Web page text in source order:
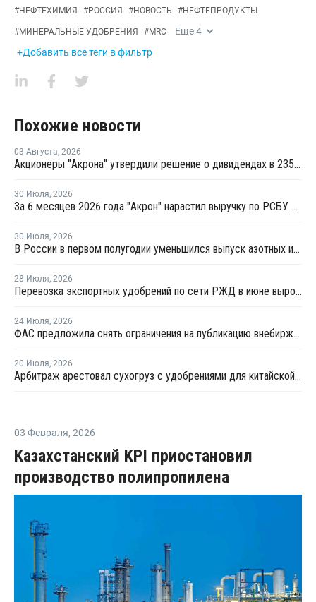
#НЕФТЕХИМИЯ #РОССИЯ #НОВОСТЬ #НЕФТЕПРОДУКТЫ
#МИНЕРАЛЬНЫЕ УДОБРЕНИЯ #MRC Еще4
+Добавить все теги в фильтр
Похожие новости
03 Августа, 2026
Акционеры "Акрона" утвердили решение о дивидендах в 235 рублей на акцию
30 Июля, 2026
За 6 месяцев 2026 года "Акрон" нарастил выручку по РСБУ на 1,3%
30 Июля, 2026
В России в первом полугодии уменьшился выпуск азотных и фосфорных удобрений
28 Июля, 2026
Перевозка экспортных удобрений по сети РЖД в июне выросла на 11,2%
24 Июля, 2026
ФАС предложила снять ограничения на публикацию внебиржевых индексов на удобрения
20 Июля, 2026
Арбитраж арестовал сухогруз с удобрениями для китайской компании
03 Февраля, 2026
Казахстанский KPI приостановил
производство полипропилена